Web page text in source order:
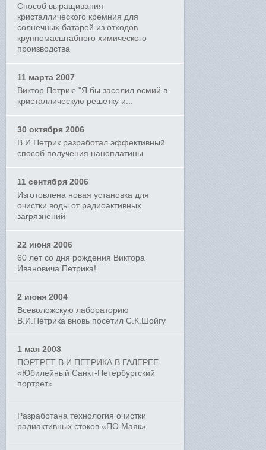
Способ выращивания
кристаллического кремния для
солнечных батарей из отходов
крупномасштабного химического
производства
11 марта 2007
Виктор Петрик: "Я бы заселил осмий в
кристаллическую решетку и...
30 октября 2006
В.И.Петрик разработал эффективный
способ получения наноплатины
11 сентября 2006
Изготовлена новая установка для
очистки воды от радиоактивных
загрязнений
22 июня 2006
60 лет со дня рождения Виктора
Ивановича Петрика!
2 июня 2004
Всеволожскую лабораторию
В.И.Петрика вновь посетил С.К.Шойгу
1 мая 2003
ПОРТРЕТ В.И.ПЕТРИКА В ГАЛЕРЕЕ
«Юбилейный Санкт-Петербургский
портрет»
Разработана технология очистки
радиактивных стоков «ПО Маяк»